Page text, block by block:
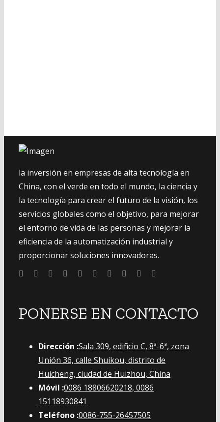
la inversión en empresas de alta tecnología en
China, con el verde en todo el mundo, la ciencia y
la tecnología para crear el futuro de la visión, los
servicios globales como el objetivo, para mejorar
el entorno de vida de las personas y mejorar la
eficiencia de la automatización industrial y
proporcionar soluciones innovadoras.
PONERSE EN CONTACTO
Dirección :Sala 309, edificio C, 8ª-6ª, zona
Unión 36, calle Shuikou, distrito de
Huicheng, ciudad de Huizhou, China
Móvil :0086 18806620218, 0086
15118930841
Teléfono :0086-755-26457505